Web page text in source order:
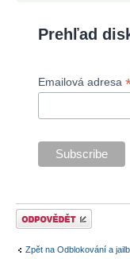
Prehľad
Emailová adresa
Odeslat odpověď
Zpět na Odblokování a